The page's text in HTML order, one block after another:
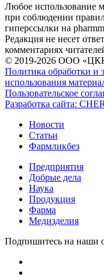
Любое использование
при соблюдении
гиперссылки на
Редакция не несет
комментариях
© 2019-2026 ООО
Политика обработки
использования
Пользовательское
Разработка сайта:
Новости
Статьи
Фармликбез
Предприятия
Добрые дела
Наука
Продукция
Фарма
Медизделия
Подпишитесь на наши